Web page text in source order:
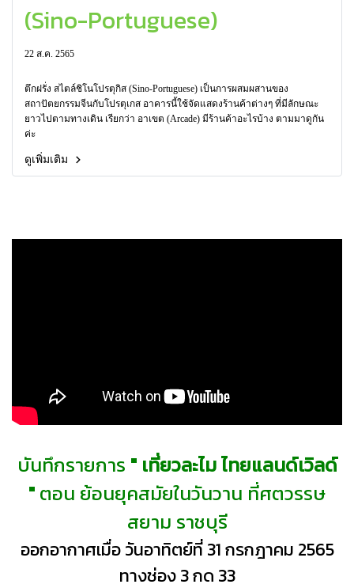
(Sino-Portuguese)
22 ส.ค. 2565
ตึกฝรั่ง สไตล์ชิโนโปรตุกิส (Sino-Portuguese) เป็นการผสมผสานของ
สถาปัตยกรรมจีนกับโปรตุเกส อาคารนี้ใช้จัดแสดงร้านค้าต่างๆ ที่มีลักษณะ
ยาวไปตามทางเดิน เรียกว่า อาเขต (Arcade) มีร้านค้าอะไรบ้าง ตามมาดูกัน
ค่ะ
ดูเพิ่มเติม
บันทึกรายการ " เที่ยวละไม ไทยแลนด์เวิลด์
" ตอน ย้อนยุคสมัยในวันวาน ที่ศตวรรษ
สยาม ราชบุรี
ออกอากาศเมื่อ วันอาทิตย์ที่ 31 กรกฎาคม 2565
ทางช่อง 3 กด 33